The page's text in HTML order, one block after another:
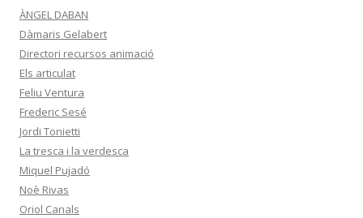
ÀNGEL DABAN
Dàmaris Gelabert
Directori recursos animació
Els articulat
Feliu Ventura
Frederic Sesé
Jordi Tonietti
La tresca i la verdesca
Miquel Pujadó
Noè Rivas
Oriol Canals